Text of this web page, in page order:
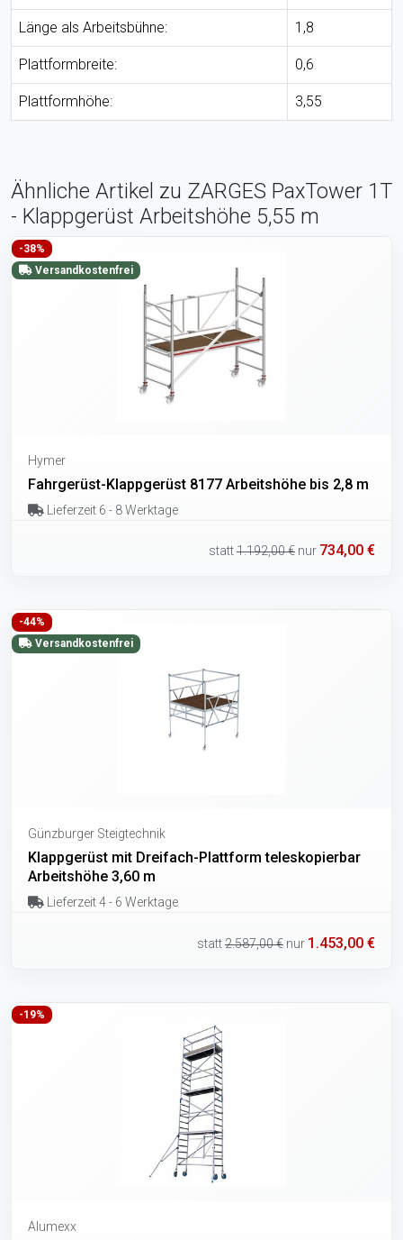
Länge als Arbeitsbühne: 1,8
Plattformbreite: 0,6
Plattformhöhe: 3,55
Ähnliche Artikel zu ZARGES PaxTower 1T
- Klappgerüst Arbeitshöhe 5,55 m
-38%
Versandkostenfrei
Hymer
Fahrgerüst-Klappgerüst 8177 Arbeitshöhe bis 2,8 m
Lieferzeit 6 - 8 Werktage
statt1.192,00 € nur 734,00 €
-44%
Versandkostenfrei
Günzburger Steigtechnik
Klappgerüst mit Dreifach-Plattform teleskopierbar
Arbeitshöhe 3,60 m
Lieferzeit 4 - 6 Werktage
statt2.587,00 € nur 1.453,00 €
-19%
Alumexx